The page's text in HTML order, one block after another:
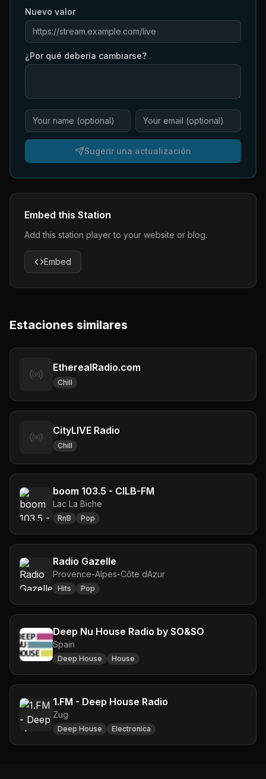
Nuevo valor
¿Por qué debería cambiarse?
Sugerir una actualización
Embed this Station
Add this station player to your website or blog.
Embed
Estaciones similares
EtherealRadio.com
Chill
CityLIVE Radio
Chill
boom 103.5 - CILB-FM
Lac La Biche
RnB Pop
Radio Gazelle
Provence-Alpes-Côte dAzur
Hits Pop
Deep Nu House Radio by SO&SO
Spain
Deep House House
1.FM - Deep House Radio
Zug
Deep House Electronica